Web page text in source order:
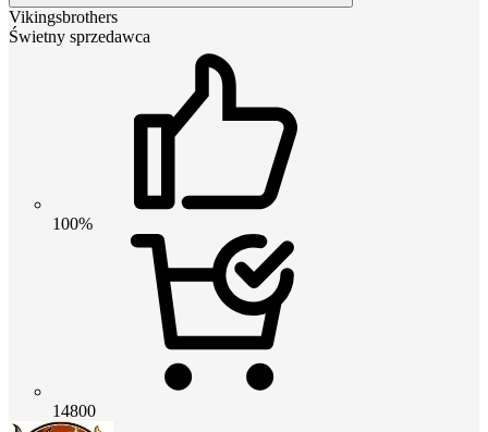
Vikingsbrothers
Świetny sprzedawca
100%
14800